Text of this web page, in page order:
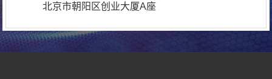
北京市朝阳区创业大厦A座